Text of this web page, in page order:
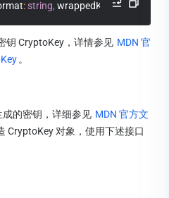
: string, wrappedKey : ArrayBuffer
钥 CryptoKey，详情参见 MDN 官
。
的密钥，详细参见 MDN 官方文
CryptoKey 对象，使用下述接口